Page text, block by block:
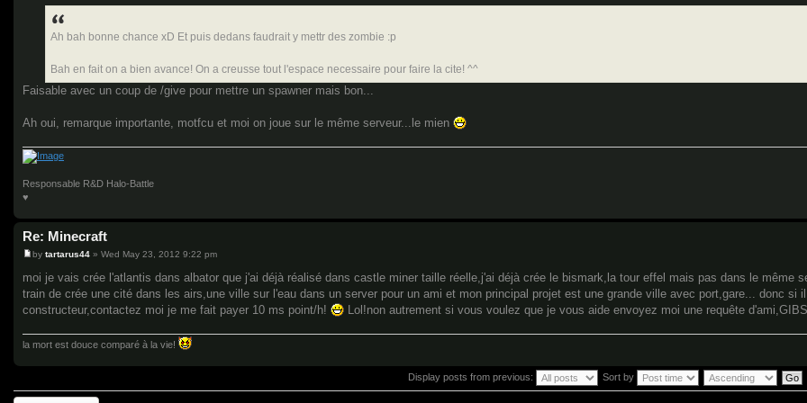
Ah bah bonne chance xD Et puis dedans faudrait y mettr des zombie :p
Bah en fait on a bien avance! On a creusse tout l'espace necessaire pour faire la cite! ^^
Faisable avec un coup de /give pour mettre un spawner mais bon...
Ah oui, remarque importante, motfcu et moi on joue sur le même serveur...le mien
Responsable R&D Halo-Battle
♥
Re: Minecraft
P
s
t
by tartarus44 » Wed May 23, 2012 9:22 pm
moi je vais crée l'atlantis dans albator que j'ai déjà réalisé dans castle miner taille réelle,j'ai déjà crée le bismark,la tour effel mais pas dans le même
train de crée une cité dans les airs,une ville sur l'eau dans un server pour un ami et mon principal projet est une grande ville avec port,gare... donc si
constructeur,contactez moi je me fait payer 10 ms point/h!
Lol!non autrement si vous voulez que je vous aide envoyez moi une requête
la mort est douce comparé à la vie!
Display posts from previous: Sort by